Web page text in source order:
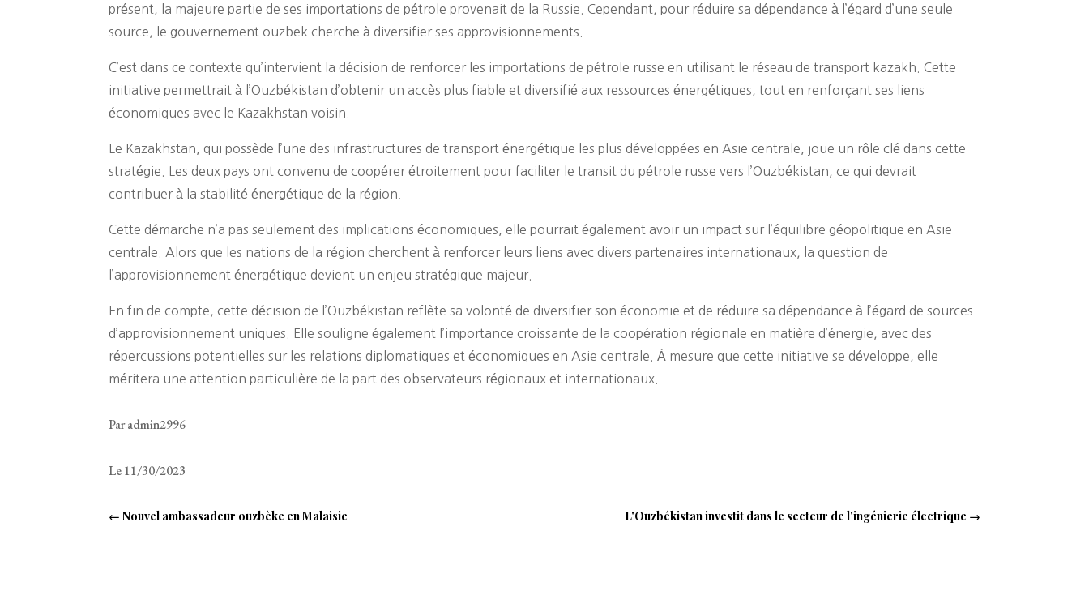
présent, la majeure partie de ses importations de pétrole provenait de la Russie. Cependant, pour réduire sa dépendance à l’égard d’une seule
source, le gouvernement ouzbek cherche à diversifier ses approvisionnements.
C’est dans ce contexte qu’intervient la décision de renforcer les importations de pétrole russe en utilisant le réseau de transport kazakh. Cette
initiative permettrait à l’Ouzbékistan d’obtenir un accès plus fiable et diversifié aux ressources énergétiques, tout en renforçant ses liens
économiques avec le Kazakhstan voisin.
Le Kazakhstan, qui possède l’une des infrastructures de transport énergétique les plus développées en Asie centrale, joue un rôle clé dans cette
stratégie. Les deux pays ont convenu de coopérer étroitement pour faciliter le transit du pétrole russe vers l’Ouzbékistan, ce qui devrait
contribuer à la stabilité énergétique de la région.
Cette démarche n’a pas seulement des implications économiques, elle pourrait également avoir un impact sur l’équilibre géopolitique en Asie
centrale. Alors que les nations de la région cherchent à renforcer leurs liens avec divers partenaires internationaux, la question de
l’approvisionnement énergétique devient un enjeu stratégique majeur.
En fin de compte, cette décision de l’Ouzbékistan reflète sa volonté de diversifier son économie et de réduire sa dépendance à l’égard de sources
d’approvisionnement uniques. Elle souligne également l’importance croissante de la coopération régionale en matière d’énergie, avec des
répercussions potentielles sur les relations diplomatiques et économiques en Asie centrale. À mesure que cette initiative se développe, elle
méritera une attention particulière de la part des observateurs régionaux et internationaux.
Par admin2996
Le 11/30/2023
←Nouvel ambassadeur ouzbèke en Malaisie L'Ouzbékistan investit dans le secteur de l'ingénierie électrique →